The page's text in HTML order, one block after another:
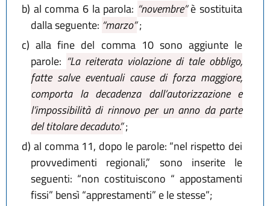
b) al comma 6 la parola: “novembre”è sostituita
dalla seguente: “marzo”;
c) alla fine del comma 10 sono aggiunte le
parole: “La reiterata violazione di tale obbligo,
fatte salve eventuali cause di forza maggiore,
comporta la decadenza dall’autorizzazione e
l’impossibilità di rinnovo per un anno da parte
del titolare decaduto.”;
d) al comma 11, dopo le parole: “nel rispetto dei
provvedimenti regionali,” sono inserite le
seguenti: “non costituiscono “ appostamenti
fissi” bensì “apprestamenti” e le stesse”;